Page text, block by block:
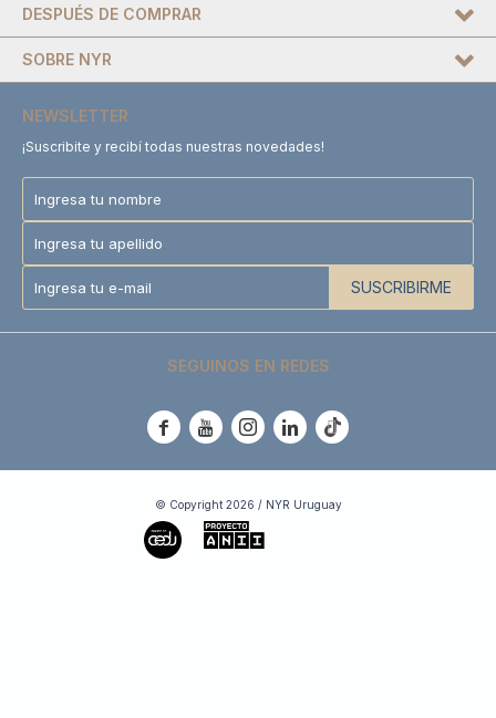
DESPUÉS DE COMPRAR
SOBRE NYR
NEWSLETTER
¡Suscribite y recibí todas nuestras novedades!
SUSCRIBIRME
SEGUINOS EN REDES
    
© Copyright 2026 / NYR Uruguay